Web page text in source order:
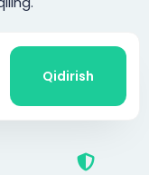
Qidirish